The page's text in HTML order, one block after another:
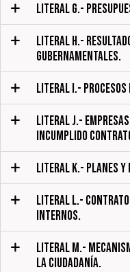
LITERAL G.-
LITERAL H.-
GUBERNAMENTALES.
LITERAL I.-
LITERAL J.-
INCUMPLIDO
LITERAL K.- PLANES Y
LITERAL L.-
INTERNOS.
LITERAL M.-
LA CIUDADANÍA.